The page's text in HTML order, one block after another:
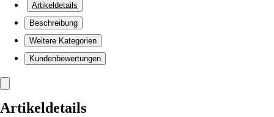
Artikeldetails
Beschreibung
Weitere Kategorien
Kundenbewertungen
Artikeldetails